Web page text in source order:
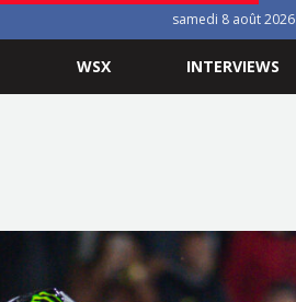
samedi 8 août 2026
WSX INTERVIEWS